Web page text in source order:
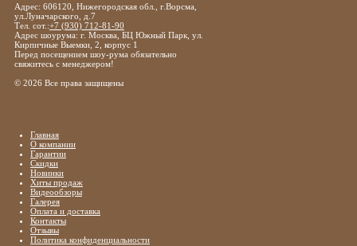
Адрес: 606120, Нижегородская обл., г.Ворсма,
ул.Луначарского, д.7
Тел. сот.:+7 (930) 712-81-90
Адрес шоурума: г. Москва, БЦ Южный Парк, ул.
Кирпичные Выемки, 2, корпус 1
Перед посещением шоу-рума обязательно
свяжитесь с менеджером!
© 2026 Все права защищены
Главная
О компании
Гарантии
Скидки
Новинки
Хиты продаж
Видеообзоры
Галерея
Оплата и доставка
Контакты
Отзывы
Политика конфиденциальности